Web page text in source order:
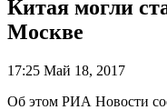
Китая могли
Москве
17:25 Май 18, 2017
Об этом РИА Новости